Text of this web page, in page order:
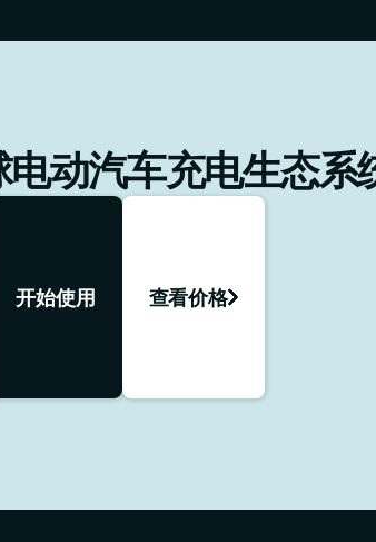
电动汽车充电生态系
开始使用 查看价格